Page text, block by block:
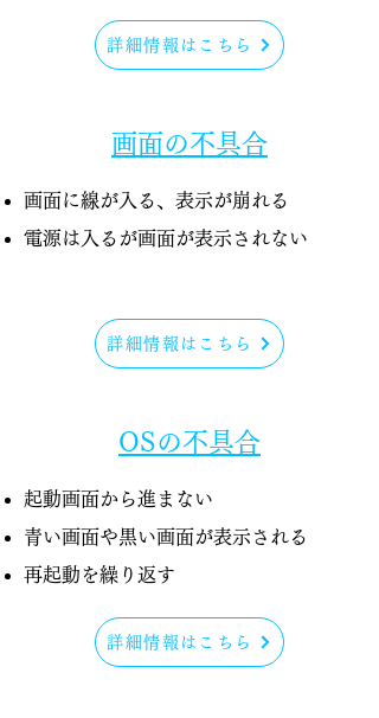
詳細情報はこちら
​画面の不具合
画面に線が入る、表示が崩れる
電源は入るが画面が表示されない
詳細情報はこちら
OSの不具合
起動画面から進まない
青い画面や黒い画面が表示される
​再起動を繰り返す
詳細情報はこちら